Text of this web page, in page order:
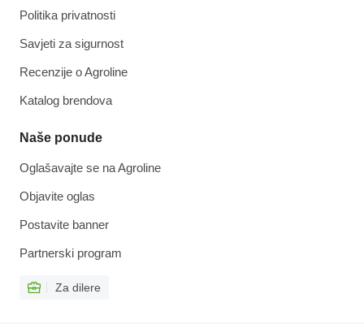
Politika privatnosti
Savjeti za sigurnost
Recenzije o Agroline
Katalog brendova
Naše ponude
Oglašavajte se na Agroline
Objavite oglas
Postavite banner
Partnerski program
Za dilere